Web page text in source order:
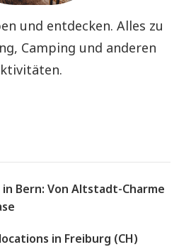
und entdecken. Alles zu
Camping und anderen
Bern: Von Altstadt-Charme
in Freiburg (CH)